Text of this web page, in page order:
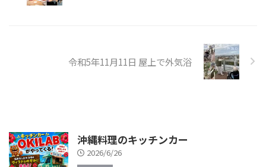
令和5年11月11日 屋上で外気浴
沖縄料理のキッチンカー
2026/6/26